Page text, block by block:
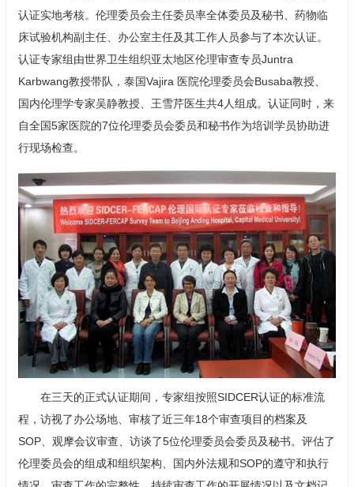
认证实地考核。伦理委员会主任委员率全体委员及秘书、药物临
床试验机构副主任、办公室主任及其工作人员参与了本次认证。
认证专家组由世界卫生组织亚太地区伦理审查专员Juntra
Karbwang教授带队，泰国Vajira 医院伦理委员会Busaba教授、
国内伦理学专家吴静教授、 王雪芹医生共4人组成。认证同时，来
自全国5家医院的7位伦理委员会委员和秘书作为培训学员协助进
行现场检查。
在三天的正式认证期间，专家组按照SIDCER认证的标准流
程，访视了办公场地、审核了近三年18个审查项目的档案及
SOP、观摩会议审查、访谈了5位伦理委员会委员及秘书。评估了
伦理委员会的组成和组织架构、国内外法规和SOP的遵守和执行